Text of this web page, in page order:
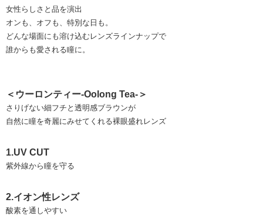
女性らしさと品を演出
オンも、オフも、特別な日も。
どんな場面にも溶け込むレンズラインナップで
誰からも愛される瞳に。
＜ウーロンティー-Oolong Tea-＞
さりげない細フチと透明感ブラウンが
自然に瞳を奇麗にみせてくれる裸眼盛れレンズ
1.UV CUT
紫外線から瞳を守る
2.イオン性レンズ
酸素を通しやすい